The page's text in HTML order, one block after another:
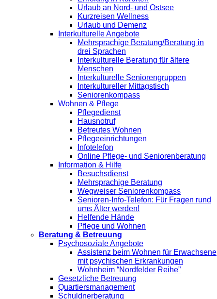
Urlaub an Nord- und Ostsee
Kurzreisen Wellness
Urlaub und Demenz
Interkulturelle Angebote
Mehrsprachige Beratung/Beratung in
drei Sprachen
Interkulturelle Beratung für ältere
Menschen
Interkulturelle Seniorengruppen
Interkultureller Mittagstisch
Seniorenkompass
Wohnen & Pflege
Pflegedienst
Hausnotruf
Betreutes Wohnen
Pflegeeinrichtungen
Infotelefon
Online Pflege- und Seniorenberatung
Information & Hilfe
Besuchsdienst
Mehrsprachige Beratung
Wegweiser Seniorenkompass
Senioren-Info-Telefon: Für Fragen rund
ums Älter werden!
Helfende Hände
Pflege und Wohnen
Beratung & Betreuung
Psychosoziale Angebote
Assistenz beim Wohnen für Erwachsene
mit psychischen Erkrankungen
Wohnheim “Nordfelder Reihe”
Gesetzliche Betreuung
Quartiersmanagement
Schuldnerberatung